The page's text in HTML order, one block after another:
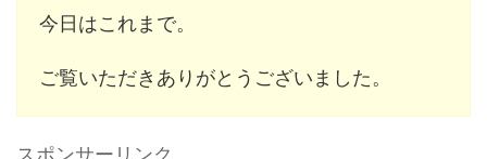
今日はこれまで。
ご覧いただきありがとうございました。
スポンサーリンク